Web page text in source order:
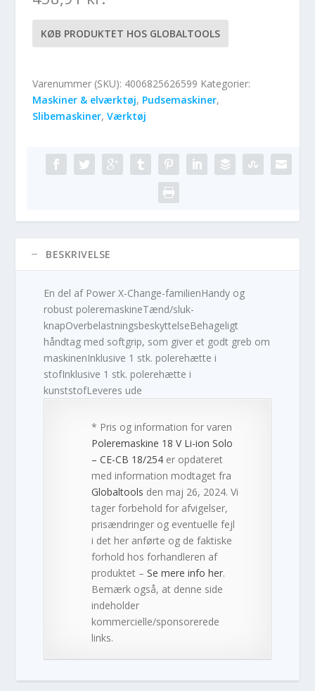
KØB PRODUKTET HOS GLOBALTOOLS
Varenummer (SKU): 4006825626599 Kategorier:
Maskiner & elværktøj, Pudsemaskiner,
Slibemaskiner,Værktøj
BESKRIVELSE
En del af Power X-Change-familienHandy og
robust poleremaskineTænd/sluk-
knapOverbelastningsbeskyttelseBehageligt
håndtag med softgrip, som giver et godt greb om
maskinenInklusive 1 stk. polerehætte i
stofInklusive 1 stk. polerehætte i
kunststofLeveres ude
* Pris og information for varen
Poleremaskine 18 V Li-ion Solo
– CE-CB 18/254 er opdateret
med information modtaget fra
Globaltools den maj 26, 2024. Vi
tager forbehold for afvigelser,
prisændringer og eventuelle fejl
i det her anførte og de faktiske
forhold hos forhandleren af
produktet –Se mere info her.
Bemærk også, at denne side
indeholder
kommercielle/sponsorerede
links.